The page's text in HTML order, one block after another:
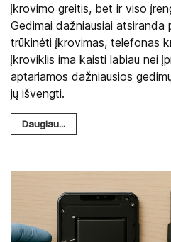
įkrovimo greitis, bet ir viso
Gedimai dažniausiai
trūkinėti įkrovimas, telefonas
įkroviklis ima kaisti labiau nei
aptariamos dažniausios
jų išvengti.
Daugiau...